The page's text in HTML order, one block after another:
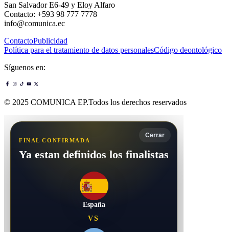
San Salvador E6-49 y Eloy Alfaro
Contacto: +593 98 777 7778
info@comunica.ec
ContactoPublicidad
Política para el tratamiento de datos personalesCódigo deontológico
Síguenos en:
© 2025 COMUNICA EP.Todos los derechos reservados
Cerrar
FINAL CONFIRMADA
Ya estan definidos los finalistas
España
VS